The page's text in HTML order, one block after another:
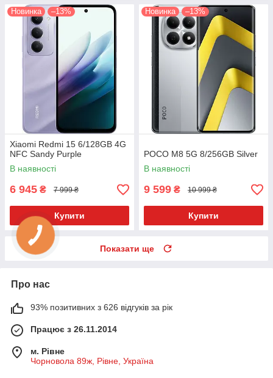
Новинка –13%
Xiaomi Redmi 15 6/128GB 4G
NFC Sandy Purple
В наявності
6 945 ₴ 7 999 ₴
Купити
Новинка –13%
POCO M8 5G 8/256GB Silver
В наявності
9 599 ₴ 10 999 ₴
Купити
Показати ще
Про нас
93% позитивних з 626 відгуків за рік
Працює з 26.11.2014
м. Рівне
Чорновола 89ж, Рівне, Україна